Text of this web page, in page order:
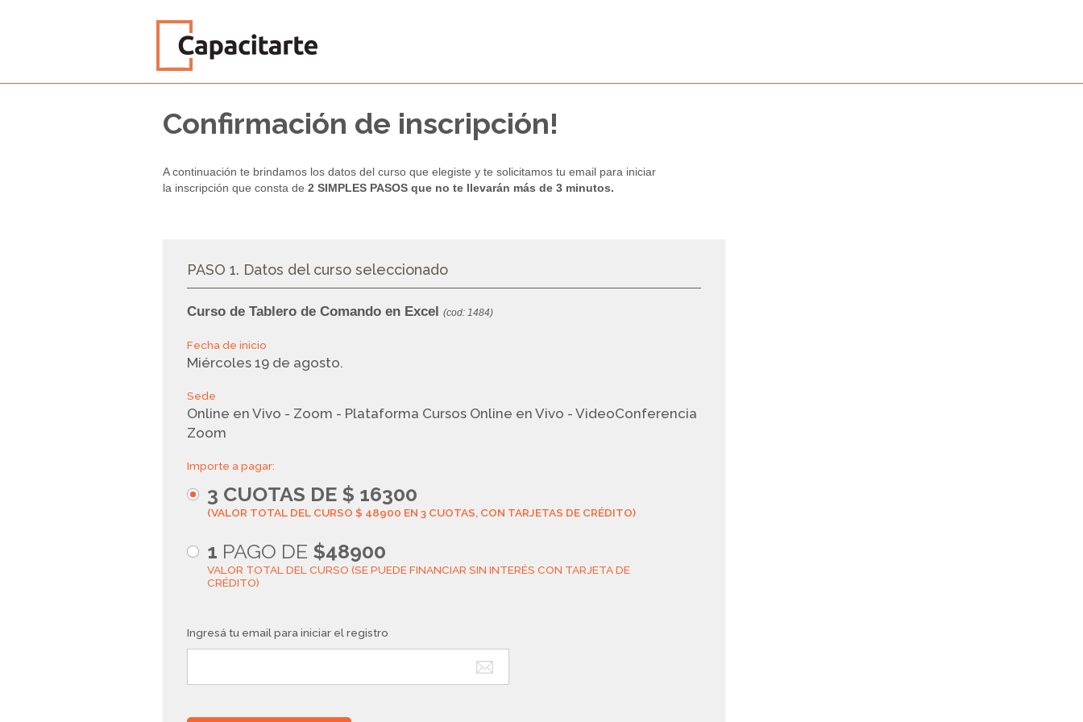
Confirmación de inscripción!
A continuación te brindamos los datos del curso que elegiste y te solicitamos tu email para iniciar
la inscripción que consta de 2 SIMPLES PASOS que no te llevarán más de 3 minutos.
PASO 1. Datos del curso seleccionado
Curso de Tablero de Comando en Excel (cod: 1484)
Fecha de inicio
Miércoles 19 de agosto.
Sede
Online en Vivo - Zoom - Plataforma Cursos Online en Vivo - VideoConferencia
Zoom
Importe a pagar:
3 CUOTAS DE $ 16300
(VALOR TOTAL DEL CURSO $ 48900 EN 3 CUOTAS, CON TARJETAS DE CRÉDITO)
1 PAGO DE $48900
VALOR TOTAL DEL CURSO (SE PUEDE FINANCIAR SIN INTERÉS CON TARJETA DE
CRÉDITO)
Ingresá tu email para iniciar el registro